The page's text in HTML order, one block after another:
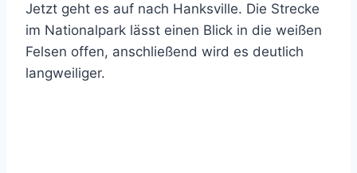
Jetzt geht es auf nach Hanksville. Die Strecke
im Nationalpark lässt einen Blick in die weißen
Felsen offen, anschließend wird es deutlich
langweiliger.